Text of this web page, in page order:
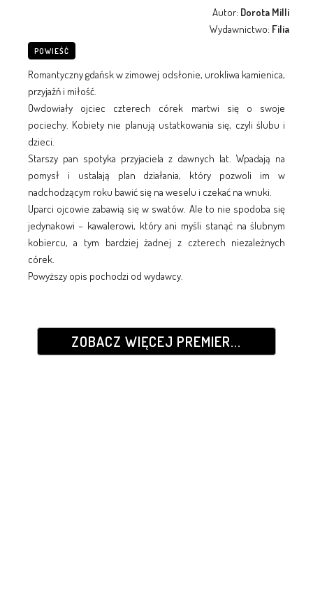
Autor: Dorota Milli
Wydawnictwo: Filia
POWIEŚĆ
Romantyczny gdańsk w zimowej odsłonie, urokliwa kamienica,
przyjaźń i miłość.
Owdowiały ojciec czterech córek martwi się o swoje
pociechy. Kobiety nie planują ustatkowania się, czyli ślubu i
dzieci.
Starszy pan spotyka przyjaciela z dawnych lat. Wpadają na
pomysł i ustalają plan działania, który pozwoli im w
nadchodzącym roku bawić się na weselu i czekać na wnuki.
Uparci ojcowie zabawią się w swatów. Ale to nie spodoba się
jedynakowi – kawalerowi, który ani myśli stanąć na ślubnym
kobiercu, a tym bardziej żadnej z czterech niezależnych
córek.
Powyższy opis pochodzi od wydawcy.
ZOBACZ WIĘCEJ PREMIER...